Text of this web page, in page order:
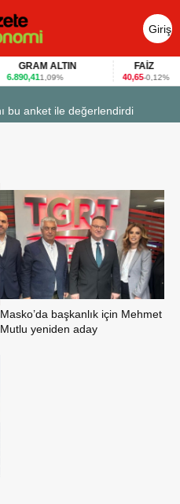
Giriş
Yap
GRAM ALTIN
1,09%
FAİZ
40,65-0,12%
anket ile değerlendirdi
Masko’da başkanlık için Mehmet
Mutlu yeniden aday